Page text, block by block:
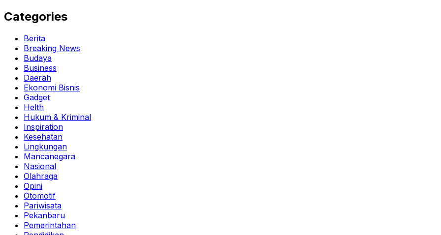
Categories
Berita
Breaking News
Budaya
Business
Daerah
Ekonomi Bisnis
Gadget
Helth
Hukum & Kriminal
Inspiration
Kesehatan
Lingkungan
Mancanegara
Nasional
Olahraga
Opini
Otomotif
Pariwisata
Pekanbaru
Pemerintahan